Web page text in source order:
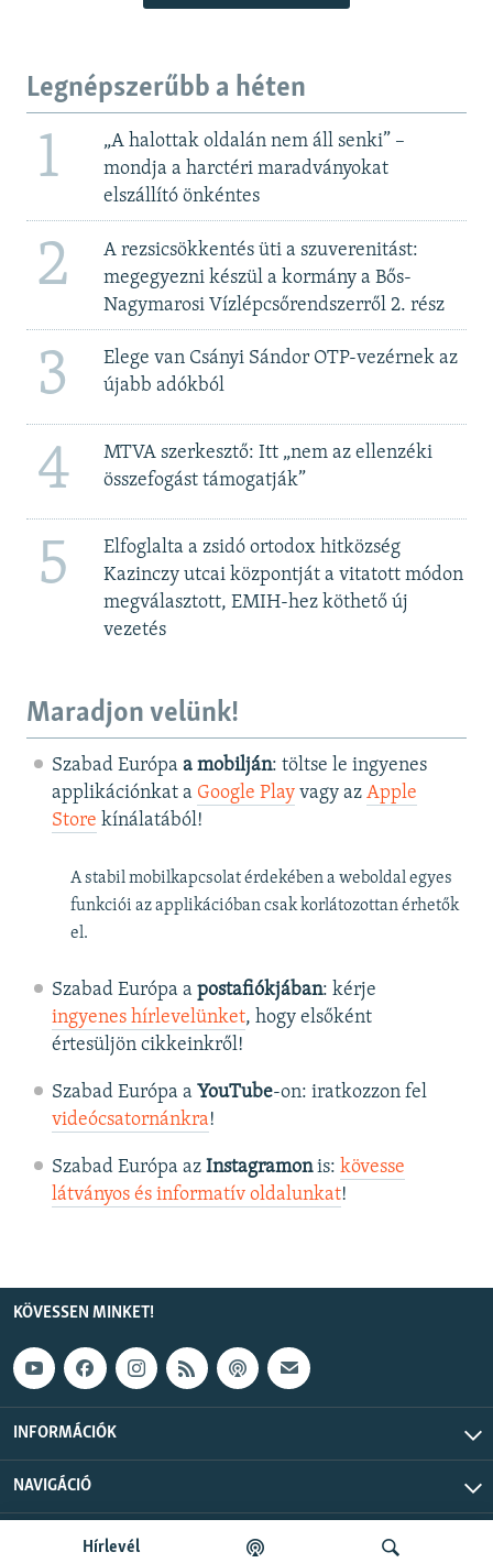
Hírlevél
Legnépszerűbb a héten
1
„A halottak oldalán nem áll senki” –
mondja a harctéri maradványokat
elszállító önkéntes
2
A rezsicsökkentés üti a szuverenitást:
megegyezni készül a kormány a Bős-
Nagymarosi Vízlépcsőrendszerről 2. rész
3
Elege van Csányi Sándor OTP-vezérnek az
újabb adókból
4
MTVA szerkesztő: Itt „nem az ellenzéki
összefogást támogatják”
5
Elfoglalta a zsidó ortodox hitközség
Kazinczy utcai központját a vitatott módon
megválasztott, EMIH-hez köthető új
vezetés
Maradjon velünk!
Szabad Európa a mobilján: töltse le ingyenes
applikációnkat a Google Playvagy az Apple
Store kínálatából!
A stabil mobilkapcsolat érdekében a weboldal egyes
funkciói az applikációban csak korlátozottan érhetők
el.
Szabad Európa a postafiókjában: kérje
ingyenes hírlevelünket, hogy elsőként
értesüljön cikkeinkről!
Szabad Európa a YouTube-on: iratkozzon fel
videócsatornánkra!
Szabad Európa az Instagramonis: kövesse
látványos és informatív oldalunkat! ​
KÖVESSEN MINKET!
INFORMÁCIÓK
NAVIGÁCIÓ
Szabad Európa © 2026 RFE/RL, Inc. Minden jog fenntartva.